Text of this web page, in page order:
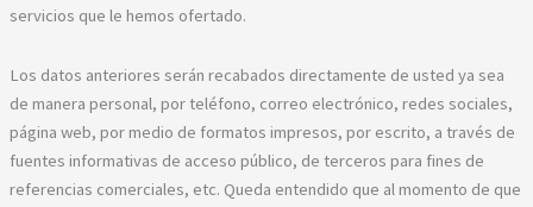
servicios que le hemos ofertado.
Los datos anteriores serán recabados directamente de usted ya sea
de manera personal, por teléfono, correo electrónico, redes sociales,
página web, por medio de formatos impresos, por escrito, a través de
fuentes informativas de acceso público, de terceros para fines de
referencias comerciales, etc. Queda entendido que al momento de que